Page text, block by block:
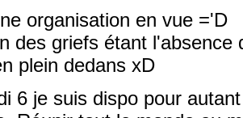
organisation en vue ='D
des griefs étant l'absence
plein dedans xD
6 je suis dispo pour